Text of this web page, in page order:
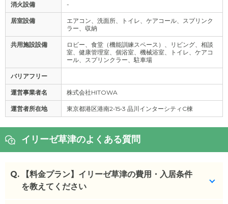
消火設備 -
居室設備
エアコン、洗面所、トイレ、ケアコール、スプリンク
ラー、収納
共用施設設備
ロビー、食堂（機能訓練スペース）、リビング、相談
室、健康管理室、個浴室、機械浴室、トイレ、ケアコ
ール、スプリンクラー、駐車場
バリアフリー
運営事業者名 株式会社HITOWA
運営者所在地 東京都港区港南2‐15‐3 品川インターシティC棟
イリーゼ草津のよくある質問
Q.
【料金プラン】イリーゼ草津の費用・入居条件
を教えてください